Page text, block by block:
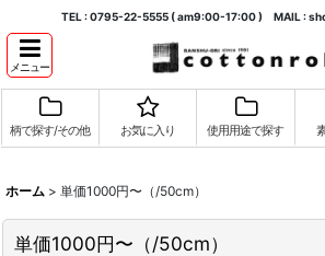
TEL : 0795-22-5555 ( am9:00-17:00 ) MAIL :
メニュー
柄で探す/その他 お気に入り 使用用途で探す
ホーム > 単価1000円〜（/50cm）
単価1000円〜（/50cm）